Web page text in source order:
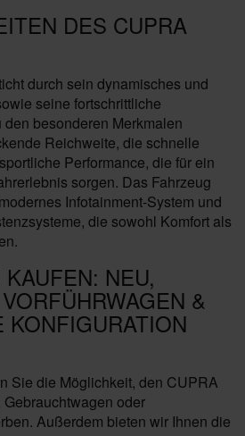
DES CUPRA
durch sein dynamisches und
seine fortschrittliche
besonderen Merkmalen
Reichweite, die schnelle
Performance, die für ein
sorgen. Das Fahrzeug
Infotainment-System und
die sowohl Komfort als
NEU,
&
KONFIGURATION
Sie die Möglichkeit, den CUPRA
oder
Außerdem bieten wir Ihnen die